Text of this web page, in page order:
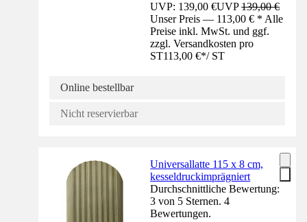
UVP: 139,00 €UVP139,00 €
Unser Preis — 113,00 € * Alle
Preise inkl. MwSt. und ggf.
zzgl. Versandkosten pro
ST113,00 €*/ ST
Online bestellbar
Nicht reservierbar
Universallatte 115 x 8 cm,
kesseldruckimprägniert
Durchschnittliche Bewertung:
3 von 5 Sternen. 4
Bewertungen.